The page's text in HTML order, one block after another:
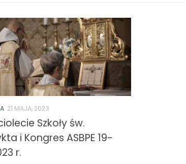
21 MAJA, 2023
Szkoły św.
i Kongres ASBPE 19-
r.